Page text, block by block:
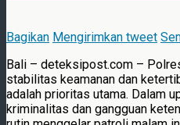
Bagikan Mengirimkan tweet
Bali – deteksipost.com –
stabilitas keamanan dan
adalah prioritas utama. Dalam
kriminalitas dan gangguan